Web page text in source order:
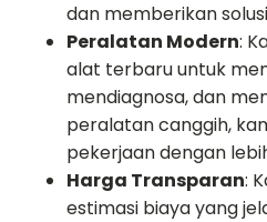
dan memberikan
Peralatan Modern:
alat terbaru untuk
mendiagnosa, dan
peralatan canggih,
pekerjaan dengan
Harga Transparan:
estimasi biaya yang